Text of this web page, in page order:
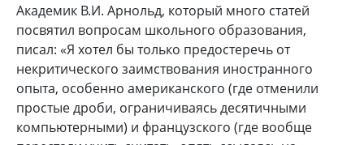
Академик В.И. Арнольд, который много статей
посвятил вопросам школьного образования,
писал: «Я хотел бы только предостеречь от
некритического заимствования иностранного
опыта, особенно американского (где отменили
простые дроби, ограничиваясь десятичными
компьютерными) и французского (где вообще